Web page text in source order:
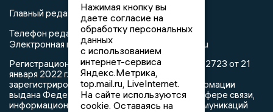
Главный редактор: Попова С.А.
Телефон редакции:8 (4872) 710-803
Электронная почта редакции: info@newstula.ru
Регистрационный номер: серия Эл № ФС77-82723 от 21
января 2022 г. согласно выписке из реестра
зарегистрированных средств массовой информации
выдана Федеральной службой по надзору в сфере связи,
информационных технологий и массовых коммуникаций
Нажимая кнопку вы
даете согласие на
обработку персональных
данных
с использованием
интернет-сервиса
Яндекс.Метрика,
top.mail.ru, LiveInternet.
На сайте используются
cookie. Оставаясь на